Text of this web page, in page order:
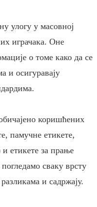
улогу у масовној
играчака. Оне
о томе како да се
и осигуравају
коришћених
памучне етикете,
етикете за прање
сваку врсту
и садржају.